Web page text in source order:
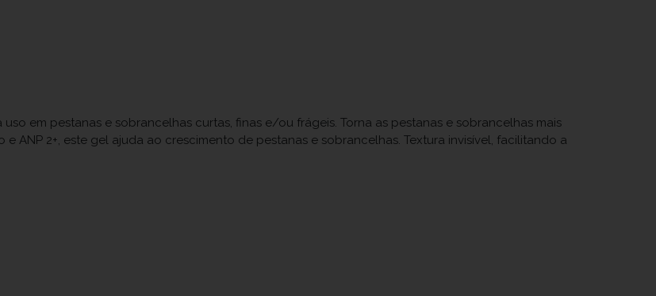
em pestanas e sobrancelhas curtas, finas e/ou frágeis. Torna as pestanas e sobrancelhas mais
ANP 2+, este gel ajuda ao crescimento de pestanas e sobrancelhas. Textura invisível, facilitando a